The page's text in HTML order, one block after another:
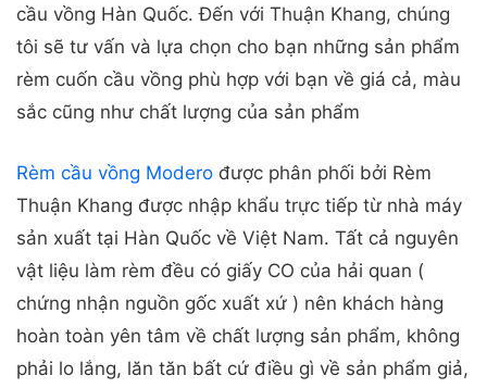
cầu vồng Hàn Quốc. Đến với Thuận Khang, chúng
tôi sẽ tư vấn và lựa chọn cho bạn những sản phẩm
rèm cuốn cầu vồng phù hợp với bạn về giá cả, màu
sắc cũng như chất lượng của sản phẩm
Rèm cầu vồng Modero được phân phối bởi Rèm
Thuận Khang được nhập khẩu trực tiếp từ nhà máy
sản xuất tại Hàn Quốc về Việt Nam. Tất cả nguyên
vật liệu làm rèm đều có giấy CO của hải quan (
chứng nhận nguồn gốc xuất xứ ) nên khách hàng
hoàn toàn yên tâm về chất lượng sản phẩm, không
phải lo lắng, lăn tăn bất cứ điều gì về sản phẩm giả,